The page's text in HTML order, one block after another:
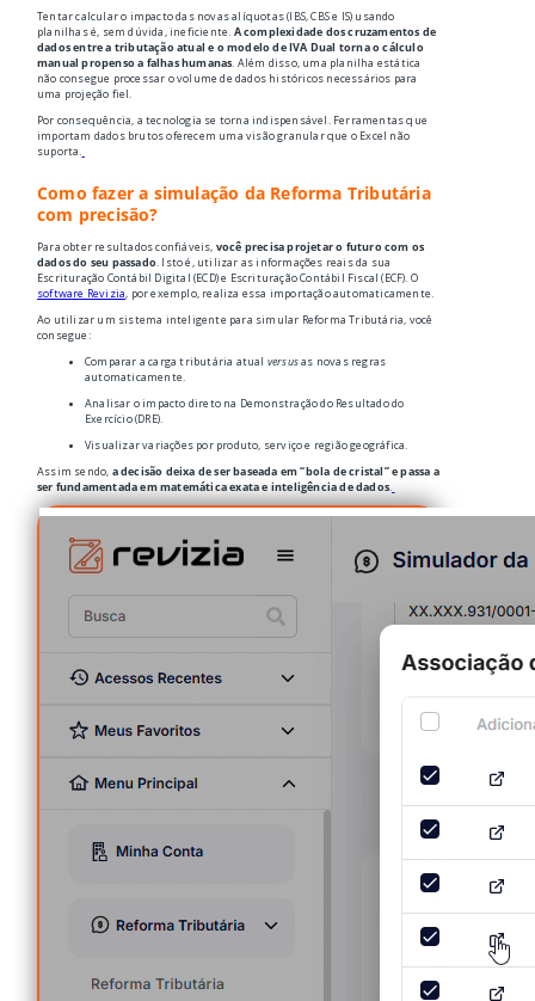
Tentar calcular o impacto das novas alíquotas (IBS, CBS e IS) usando
planilhas é, sem dúvida, ineficiente. A complexidade dos cruzamentos de
dados entre a tributação atual e o modelo de IVA Dual torna o cálculo
manual propenso a falhas humanas. Além disso, uma planilha estática
não consegue processar o volume de dados históricos necessários para
uma projeção fiel.
Por consequência, a tecnologia se torna indispensável. Ferramentas que
importam dados brutos oferecem uma visão granular que o Excel não
suporta.
Como fazer a simulação da Reforma Tributária
com precisão?
Para obter resultados confiáveis, você precisa projetar o futuro com os
dados do seu passado. Isto é, utilizar as informações reais da sua
Escrituração Contábil Digital (ECD) e Escrituração Contábil Fiscal (ECF). O
software Revizia, por exemplo, realiza essa importação automaticamente.
Ao utilizar um sistema inteligente para simular Reforma Tributária, você
consegue:
Comparar a carga tributária atual versusas novas regras
automaticamente.
Analisar o impacto direto na Demonstração do Resultado do
Exercício (DRE).
Visualizar variações por produto, serviço e região geográfica.
Assim sendo, a decisão deixa de ser baseada em “bola de cristal” e passa a
ser fundamentada em matemática exata e inteligência de dados.